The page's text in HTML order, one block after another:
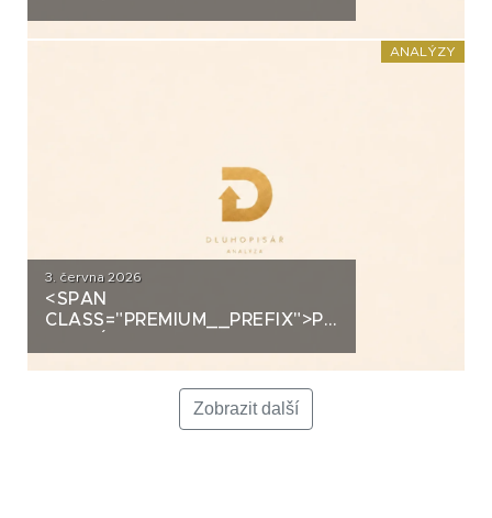
ANALÝZY
3. června 2026
<SPAN
CLASS="PREMIUM__PREFIX">PREMIUM</
Zobrazit další